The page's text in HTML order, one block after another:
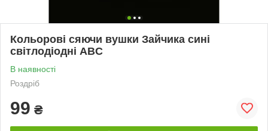
Кольорові сяючи вушки Зайчика сині
світлодіодні ABC
В наявності
Роздріб
99 ₴